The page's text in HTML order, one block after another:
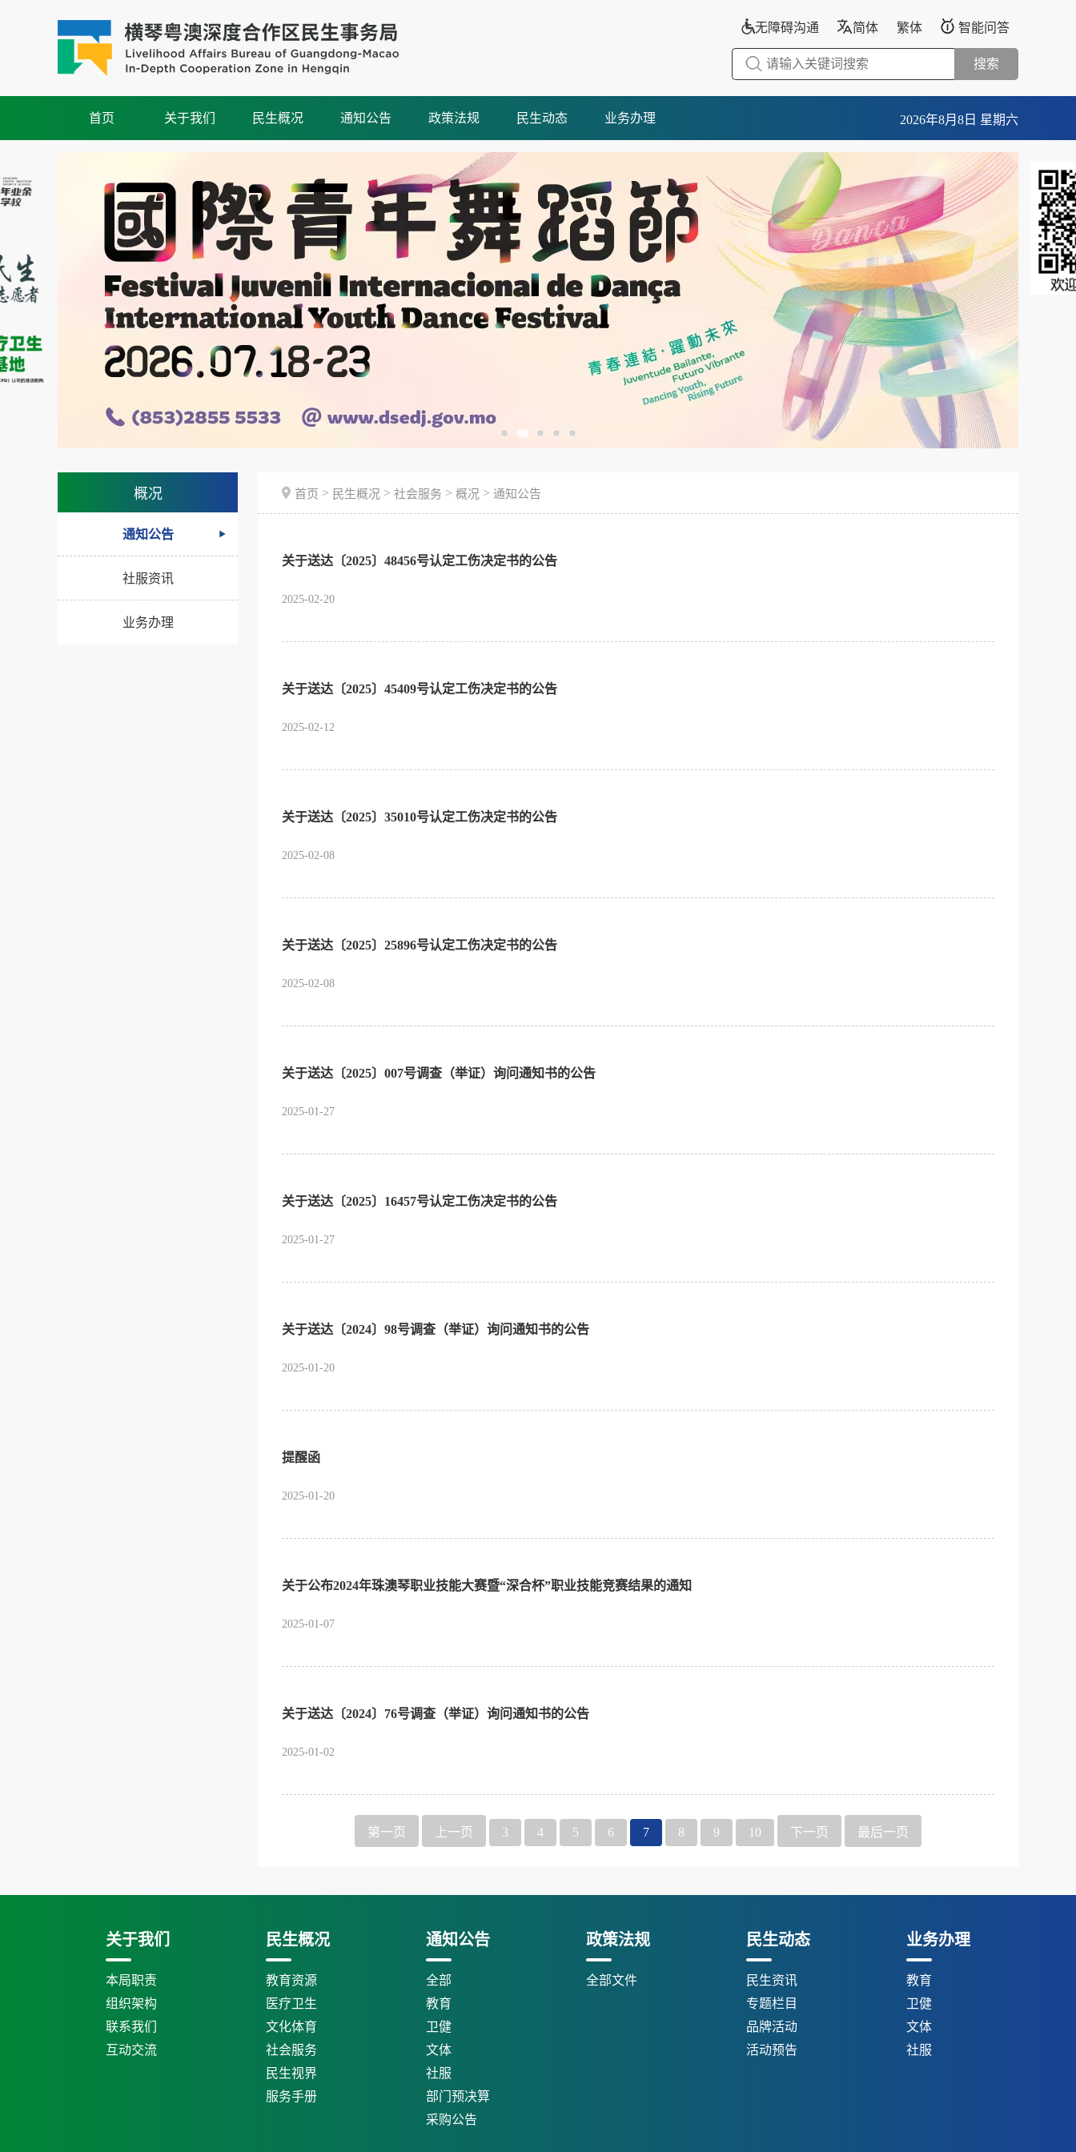
无障碍沟通 简体 繁体 智能问答
搜索
首页 关于我们 民生概况 通知公告 政策法规 民生动态 业务办理 2026年8月8日 星期六
概况
通知公告
社服资讯
业务办理
首页 > 民生概况 > 社会服务 > 概况 > 通知公告
关于送达〔2025〕48456号认定工伤决定书的公告
2025-02-20
关于送达〔2025〕45409号认定工伤决定书的公告
2025-02-12
关于送达〔2025〕35010号认定工伤决定书的公告
2025-02-08
关于送达〔2025〕25896号认定工伤决定书的公告
2025-02-08
关于送达〔2025〕007号调查（举证）询问通知书的公告
2025-01-27
关于送达〔2025〕16457号认定工伤决定书的公告
2025-01-27
关于送达〔2024〕98号调查（举证）询问通知书的公告
2025-01-20
提醒函
2025-01-20
关于公布2024年珠澳琴职业技能大赛暨“深合杯”职业技能竞赛结果的通知
2025-01-07
关于送达〔2024〕76号调查（举证）询问通知书的公告
2025-01-02
第一页 上一页 3 4 5 6 7 8 9 10 下一页 最后一页
关于我们
本局职责
组织架构
联系我们
互动交流
民生概况
教育资源
医疗卫生
文化体育
社会服务
民生视界
服务手册
通知公告
全部
教育
卫健
文体
社服
部门预决算
采购公告
政策法规
全部文件
民生动态
民生资讯
专题栏目
品牌活动
活动预告
业务办理
教育
卫健
文体
社服